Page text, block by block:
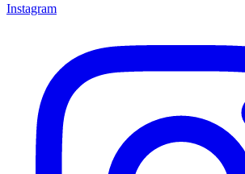
Instagram